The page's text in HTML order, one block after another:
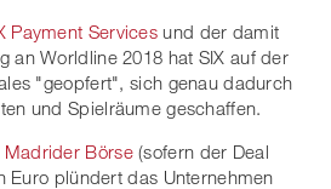
Payment Services und der damit
an Worldline 2018 hat SIX auf der
"geopfert", sich genau dadurch
und Spielräume geschaffen.
Börse(sofern der Deal
Euro plündert das Unternehmen